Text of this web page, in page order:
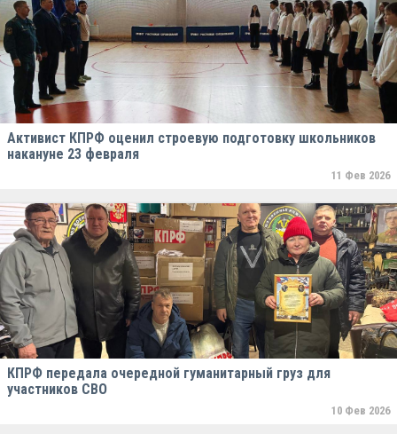
Активист КПРФ оценил строевую подготовку школьников
накануне 23 февраля
11 Фев 2026
КПРФ передала очередной гуманитарный груз для
участников СВО
10 Фев 2026